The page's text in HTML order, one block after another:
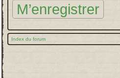
M’enregistrer
Index du forum